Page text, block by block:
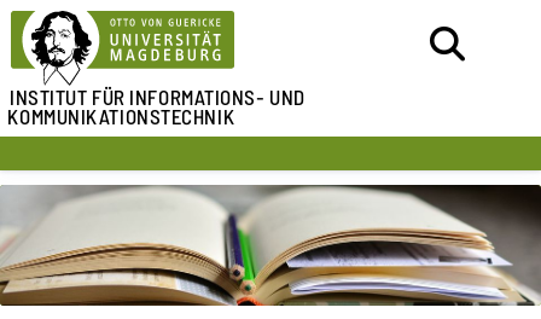
INSTITUT FÜRINFORMATIONS- UND
KOMMUNIKATIONSTECHNIK